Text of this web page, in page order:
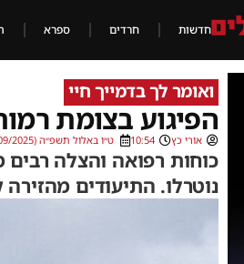
חדשות חרדים ספרא
ואומר לך בדמייך חיי
הפיגוע בצומת
אורי כץ 10:54 ט״ו באלול תשפ״ה (08/09/2025)
כוחות רפואה והצלה
נוטרלו. התיעודים